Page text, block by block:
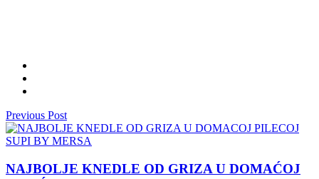
Previous Post
NAJBOLJE KNEDLE OD GRIZA U DOMAĆOJ